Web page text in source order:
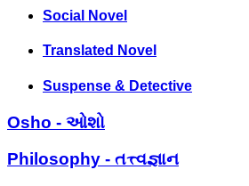
Social Novel
Translated Novel
Suspense & Detective
Osho - ઓશો
Philosophy - તત્ત્વજ્ઞાન